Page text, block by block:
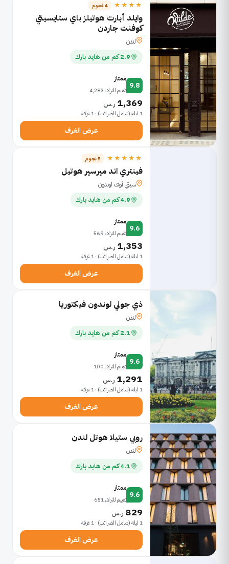
★★★★ 4 نجوم
وايلد أبارت هوتيلز باي ستايسيتي
كوفنت جاردن
لندن
2.9 كم من هايد بارك
9.8
ممتاز
تقييم للنزلاء 4,283
1,369 ر.س
1 ليلة (شامل الضرائب) · 1 غرفة
عرض الغرف
★★★★★ 5 نجوم
فينتري اند ميرسير هوتيل
سيتي أوف لوندون
4.9 كم من هايد بارك
9.6
ممتاز
تقييم للنزلاء 569
1,353 ر.س
1 ليلة (شامل الضرائب) · 1 غرفة
عرض الغرف
ذي جولي لوندون فيكتوريا
لندن
2.1 كم من هايد بارك
9.6
ممتاز
تقييم للنزلاء 100
1,291 ر.س
1 ليلة (شامل الضرائب) · 1 غرفة
عرض الغرف
روبي ستيلا هوتل لندن
لندن
4.1 كم من هايد بارك
9.6
ممتاز
تقييم للنزلاء 651
829 ر.س
1 ليلة (شامل الضرائب) · 1 غرفة
عرض الغرف